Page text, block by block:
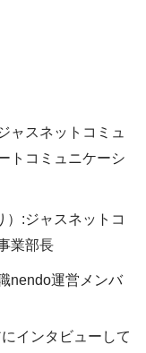
ャスネットコミュ
トコミュニケーシ
）:ジャスネットコ
業部長
nendo運営メンバ
インタビューして